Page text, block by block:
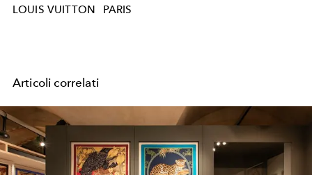
LOUIS VUITTON PARIS
Articoli correlati